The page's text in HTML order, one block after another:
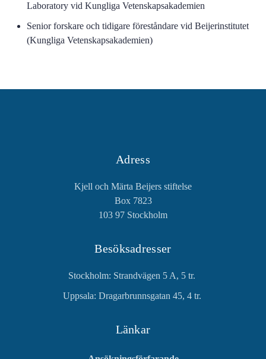
Laboratory vid Kungliga Vetenskapsakademien
Senior forskare och tidigare föreståndare vid Beijerinstitutet
(Kungliga Vetenskapsakademien)
Adress
Kjell och Märta Beijers stiftelse
Box 7823
103 97 Stockholm
Besöksadresser
Stockholm: Strandvägen 5 A, 5 tr.
Uppsala: Dragarbrunnsgatan 45, 4 tr.
Länkar